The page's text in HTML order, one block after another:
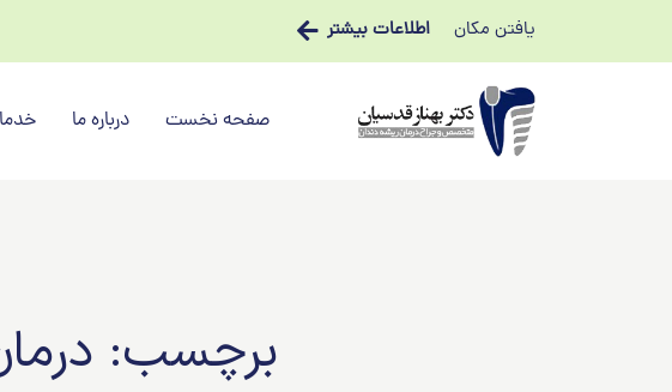
یافتن مکان اطلاعات بیشتر
صفحه نخست درباره ما
برچسب: